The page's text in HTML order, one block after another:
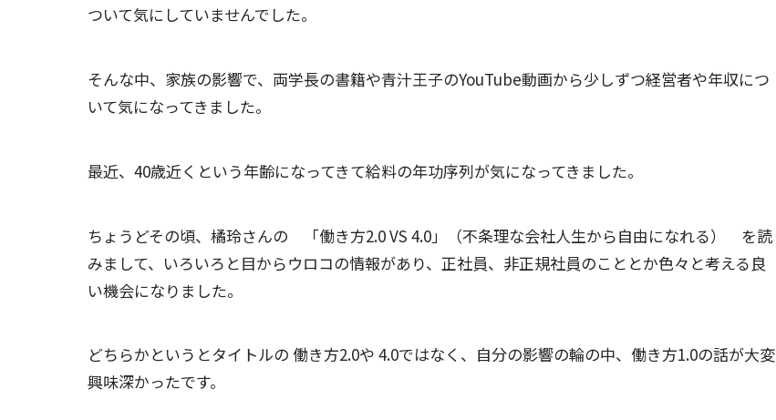
ついて気にしていませんでした。
そんな中、家族の影響で、両学長の書籍や青汁王子のYouTube動画から少しずつ経営者や年収につ
いて気になってきました。
最近、40歳近くという年齢になってきて給料の年功序列が気になってきました。
ちょうどその頃、橘玲さんの 「働き方2.0 VS 4.0」（不条理な会社人生から自由になれる） を読
みまして、いろいろと目からウロコの情報があり、正社員、非正規社員のこととか色々と考える良
い機会になりました。
どちらかというとタイトルの 働き方2.0や 4.0ではなく、自分の影響の輪の中、働き方1.0の話が大変
興味深かったです。